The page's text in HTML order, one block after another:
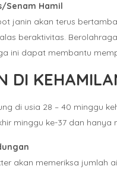
Senam Hamil
janin akan terus
beraktivitas.
ini dapat membantu
DI
di usia 28 – 40 minggu
minggu ke-37 dan hanya
akan memeriksa jumlah